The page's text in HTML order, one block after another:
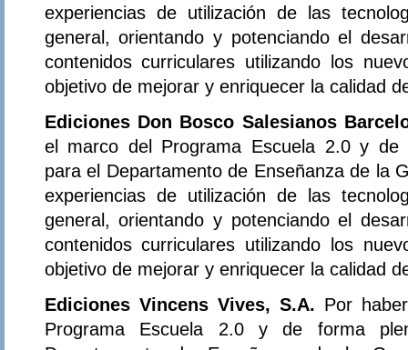
experiencias de utilización de las
general, orientando y potenciando el
contenidos curriculares utilizando los
objetivo de mejorar y enriquecer la calidad
Ediciones Don Bosco Salesianos
el marco del Programa Escuela 2.0 y de
para el Departamento de Enseñanza de la
experiencias de utilización de las
general, orientando y potenciando el
contenidos curriculares utilizando los
objetivo de mejorar y enriquecer la calidad
Ediciones Vincens Vives, S.A. Por
Programa Escuela 2.0 y de forma